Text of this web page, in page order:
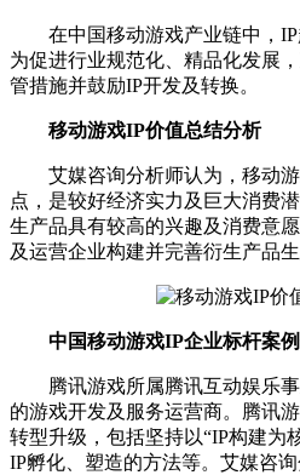
在中国移动游戏产业链中，IP
为促进行业规范化、精品化发展
管措施并鼓励IP开发及转换。
移动游戏IP价值总结分析
艾媒咨询分析师认为，移动游
点，是较好经济实力及巨大消费
生产品具有较高的兴趣及消费意
及运营企业构建并完善衍生产品
中国移动游戏IP企业标杆案
腾讯游戏所属腾讯互动娱乐事
的游戏开发及服务运营商。腾讯
转型升级，包括坚持以“IP构建为
IP孵化、塑造的方法等。艾媒咨